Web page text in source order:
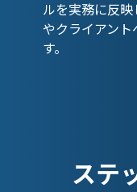
ルを実務に反
やクライアント
す。
ステ